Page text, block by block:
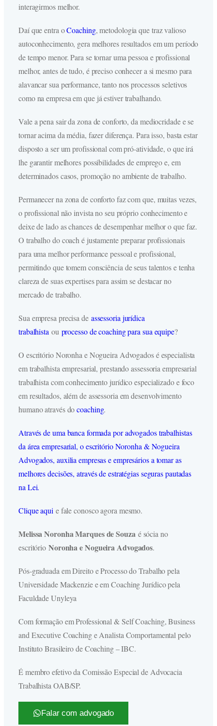
interagirmos melhor.
Daí que entra oCoaching, metodologia que traz valioso
autoconhecimento, gera melhores resultados em um período
de tempo menor. Para se tornar uma pessoa e profissional
melhor, antes de tudo, é preciso conhecer a si mesmo para
alavancar sua performance, tanto nos processos seletivos
como na empresa em que já estiver trabalhando.
Vale a pena sair da zona de conforto, da mediocridade e se
tornar acima da média, fazer diferença. Para isso, basta estar
disposto a ser um profissional com pró-atividade, o que irá
lhe garantir melhores possibilidades de emprego e, em
determinados casos, promoção no ambiente de trabalho.
Permanecer na zona de conforto faz com que, muitas vezes,
o profissional não invista no seu próprio conhecimento e
deixe de lado as chances de desempenhar melhor o que faz.
O trabalho do coach é justamente preparar profissionais
para uma melhor performance pessoal e profissional,
permitindo que tomem consciência de seus talentos e tenha
clareza de suas expertises para assim se destacar no
mercado de trabalho.
Sua empresa precisa de assessoria jurídica
trabalhistaou processo de coaching para sua equipe?
O escritório Noronha e Nogueira Advogados é especialista
em trabalhista empresarial, prestando assessoria empresarial
trabalhista com conhecimento jurídico especializado e foco
em resultados, além de assessoria em desenvolvimento
humano através docoaching.
Através de uma banca formada por advogados trabalhistas
da área empresarial, o escritório Noronha & Nogueira
Advogados, auxilia empresas e empresários a tomar as
melhores decisões, através de estratégias seguras pautadas
na Lei.
Clique aquie fale conosco agora mesmo.
Melissa Noronha Marques de Souza é sócia no
escritório Noronha e Nogueira Advogados.
Pós-graduada em Direito e Processo do Trabalho pela
Universidade Mackenzie e em Coaching Jurídico pela
Faculdade Unyleya
Com formação em Professional & Self Coaching, Business
and Executive Coaching e Analista Comportamental pelo
Instituto Brasileiro de Coaching – IBC.
É membro efetivo da Comissão Especial de Advocacia
Trabalhista OAB/SP.
Falar com advogado